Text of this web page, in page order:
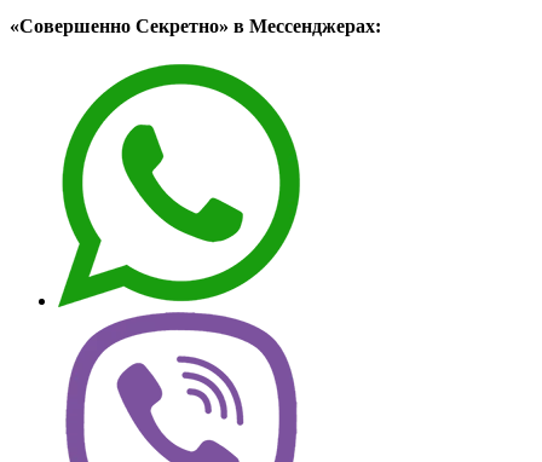
«Совершенно Секретно» в Мессенджерах: